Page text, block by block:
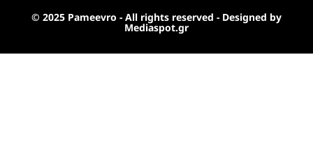
© 2025 Pameevro - All rights reserved - Designed by
Mediaspot.gr